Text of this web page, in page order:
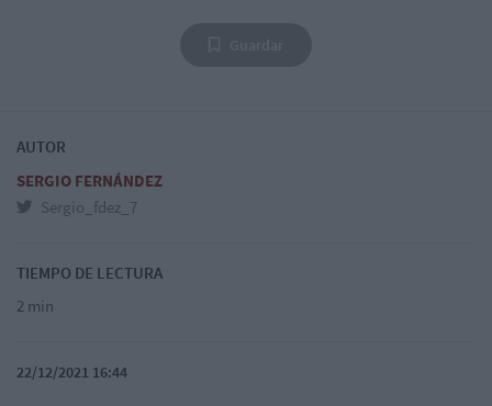
AUTOR
SERGIO FERNÁNDEZ
Sergio_fdez_7
TIEMPO DE LECTURA
2 min
22/12/2021 16:44